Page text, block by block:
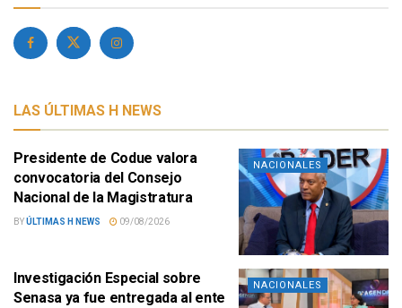
LAS ÚLTIMAS H NEWS
NACIONALES
Presidente de Codue valora
convocatoria del Consejo
Nacional de la Magistratura
BYÚLTIMAS H NEWS 09/08/2026
NACIONALES
Investigación Especial sobre
Senasa ya fue entregada al ente